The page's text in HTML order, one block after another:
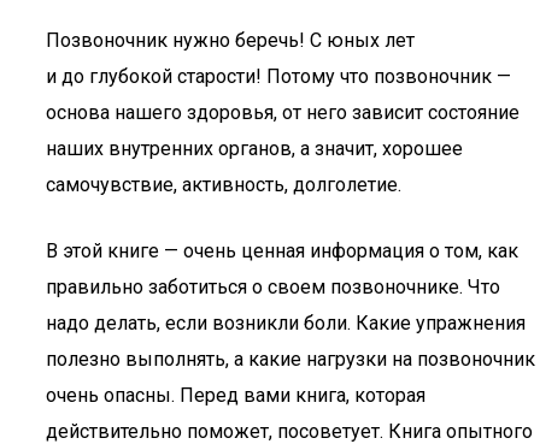
Позвоночник нужно беречь! С юных лет
и до глубокой старости! Потому что позвоночник —
основа нашего здоровья, от него зависит состояние
наших внутренних органов, а значит, хорошее
самочувствие, активность, долголетие.
В этой книге — очень ценная информация о том, как
правильно заботиться о своем позвоночнике. Что
надо делать, если возникли боли. Какие упражнения
полезно выполнять, а какие нагрузки на позвоночник
очень опасны. Перед вами книга, которая
действительно поможет, посоветует. Книга опытного